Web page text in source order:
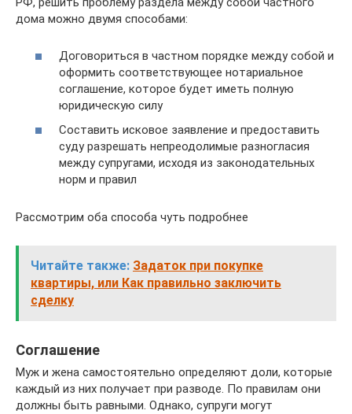
дома можно двумя способами:
Договориться в частном порядке между собой и
оформить соответствующее нотариальное
соглашение, которое будет иметь полную
юридическую силу
Составить исковое заявление и предоставить
суду разрешать непреодолимые разногласия
между супругами, исходя из законодательных
норм и правил
Рассмотрим оба способа чуть подробнее
Читайте также: Задаток при покупке
квартиры, или Как правильно заключить
сделку
Соглашение
Муж и жена самостоятельно определяют доли, которые
каждый из них получает при разводе. По правилам они
должны быть равными. Однако, супруги могут